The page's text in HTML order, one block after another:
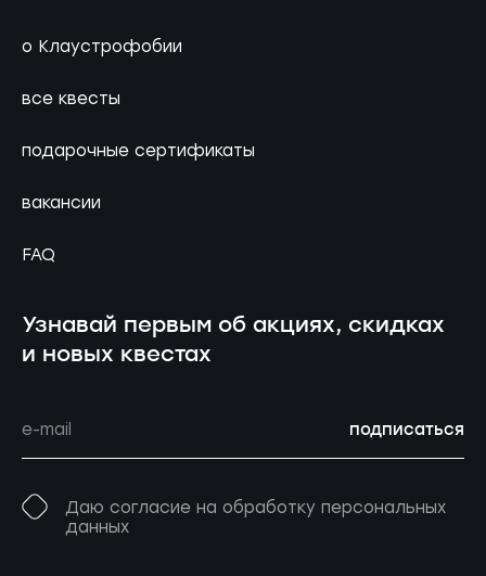
о Клаустрофобии
все квесты
подарочные сертификаты
вакансии
FAQ
Узнавай первым об акциях, скидках
и новых квестах
подписаться
Даю согласие на обработку персональных
данных